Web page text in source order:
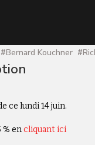
#Bernard Kouchner #
ce lundi 14 juin.
% encliquant ici